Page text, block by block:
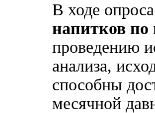
В ходе
напитков по
проведению
анализа,
способны
месячной